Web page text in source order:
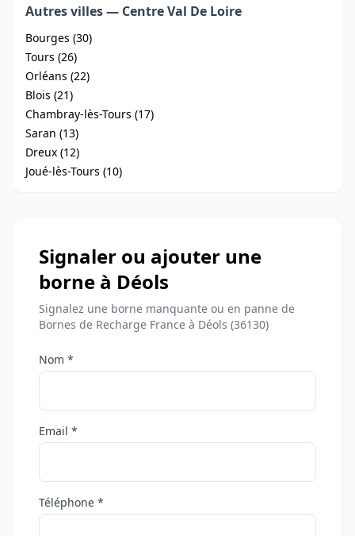
Autres villes — Centre Val De Loire
Bourges (30)
Tours (26)
Orléans (22)
Blois (21)
Chambray-lès-Tours (17)
Saran (13)
Dreux (12)
Joué-lès-Tours (10)
Signaler ou ajouter une
borne à Déols
Signalez une borne manquante ou en panne de
Bornes de Recharge France à Déols (36130)
Nom *
Email *
Téléphone *